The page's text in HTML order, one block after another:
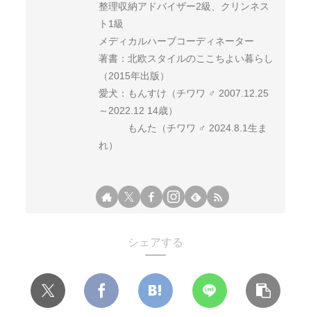
整理収納アドバイザー2級、クリンネス
ト1級
メディカルハーブコーディネーター
著書：北欧スタイルのここちよい暮らし
（2015年出版）
愛犬：もんすけ（チワワ ♂ 2007.12.25
～2022.12 14歳）
もんた（チワワ ♂ 2024.8.1生ま
れ）
シェアする